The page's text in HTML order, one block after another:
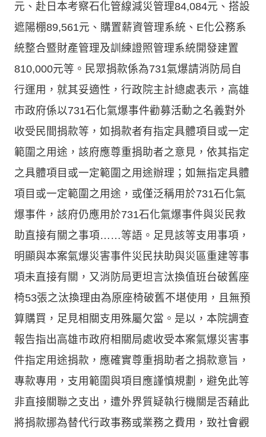
元、赴日本考察石化管線減災管理84,084元、搭設
遮陽棚89,561元、購置薪資管理系統、E化公務系
統整合暨財產管理及訓練證照管理系統開發建置
810,000元等。民眾捐款係為731氣爆請消防局自
行運用，就其妥適性，行政院主計總處表示，高雄
市政府係以731石化氣爆事件勸募活動之名義對外
收受民間捐款等，如捐款者有指定具體項目或一定
範圍之用途，該府應尊重捐助者之意見，依其指定
之具體項目或一定範圍之用途辦理；如無指定具體
項目或一定範圍之用途，或僅泛稱用於731石化氣
爆事件，該府仍應用於731石化氣爆事件與災民救
助直接有關之事項……等語。足見該等支用事項，
明顯與本案氣爆災害事件災民扶助與災區重建等事
項未直接有關，又消防局更坦言汰換值班台破舊座
椅53張之汰換理由為原座椅破舊不堪使用，且無預
算購買，足見相關支用殊屬欠當。是以，本院調查
報告指出高雄市政府相關局處收受本案氣爆災害事
件指定用途捐款，應確實尊重捐助者之捐款意旨，
專款專用，支用範圍與項目應謹慎規劃，避免此等
非直接關聯之支出，遭外界質疑執行機關是否藉此
將捐款挪為替代行政事務或業務之費用，致社會觀